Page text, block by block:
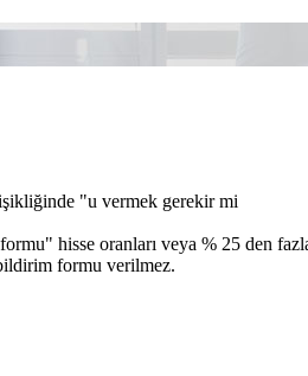
"u vermek gerekir mi
hisse oranları veya % 25 den
formu verilmez.